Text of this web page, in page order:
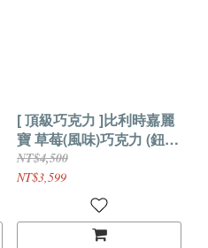
[ 頂級巧克力 ]比利時嘉麗
寶 草莓(風味)巧克力 (鈕扣
型 )原裝2.5kg
NT$4,500
NT$3,599